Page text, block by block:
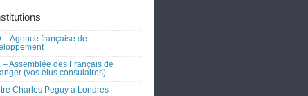
– Agence française de
– Assemblée des Français de
(vos élus consulaires)
Charles Peguy à Londres